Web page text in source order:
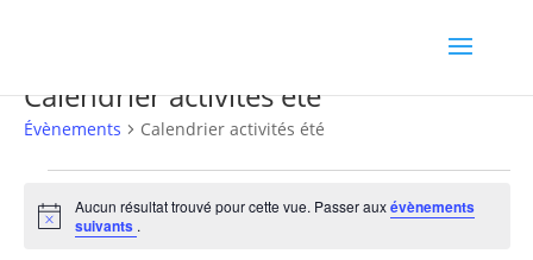
Calendrier activités été
Évènements Calendrier activités été
Évènements
Notice
Aucun résultat trouvé pour cette vue. Passer auxévènements
suivants .